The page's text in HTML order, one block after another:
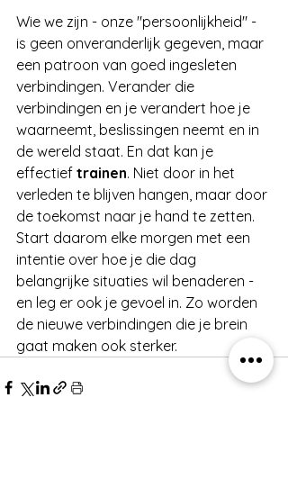
Wie we zijn - onze "persoonlijkheid" -
is geen onveranderlijk gegeven, maar
een patroon van goed ingesleten
verbindingen. Verander die
verbindingen en je verandert hoe je
waarneemt, beslissingen neemt en in
de wereld staat. En dat kan je
effectief trainen. Niet door in het
verleden te blijven hangen, maar door
de toekomst naar je hand te zetten.
Start daarom elke morgen met een
intentie over hoe je die dag
belangrijke situaties wil benaderen -
en leg er ook je gevoel in. Zo worden
de nieuwe verbindingen die je brein
gaat maken ook sterker.